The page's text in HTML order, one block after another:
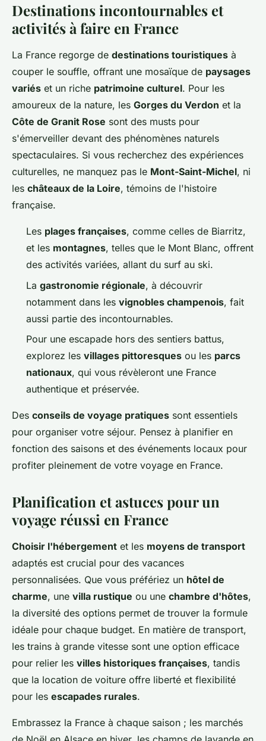
Destinations incontournables et
activités à faire en France
La France regorge de destinations touristiques à
couper le souffle, offrant une mosaïque de paysages
variés et un riche patrimoine culturel. Pour les
amoureux de la nature, les Gorges du Verdon et la
Côte de Granit Rose sont des musts pour
s'émerveiller devant des phénomènes naturels
spectaculaires. Si vous recherchez des expériences
culturelles, ne manquez pas le Mont-Saint-Michel, ni
les châteaux de la Loire, témoins de l'histoire
française.
Les plages françaises, comme celles de Biarritz,
et les montagnes, telles que le Mont Blanc, offrent
des activités variées, allant du surf au ski.
La gastronomie régionale, à découvrir
notamment dans les vignobles champenois, fait
aussi partie des incontournables.
Pour une escapade hors des sentiers battus,
explorez les villages pittoresques ou les parcs
nationaux, qui vous révèleront une France
authentique et préservée.
Des conseils de voyage pratiques sont essentiels
pour organiser votre séjour. Pensez à planifier en
fonction des saisons et des événements locaux pour
profiter pleinement de votre voyage en France.
Planification et astuces pour un
voyage réussi en France
Choisir l'hébergement et les moyens de transport
adaptés est crucial pour des vacances
personnalisées. Que vous préfériez un hôtel de
charme, une villa rustique ou une chambre d'hôtes,
la diversité des options permet de trouver la formule
idéale pour chaque budget. En matière de transport,
les trains à grande vitesse sont une option efficace
pour relier les villes historiques françaises, tandis
que la location de voiture offre liberté et flexibilité
pour les escapades rurales.
Embrassez la France à chaque saison ; les marchés